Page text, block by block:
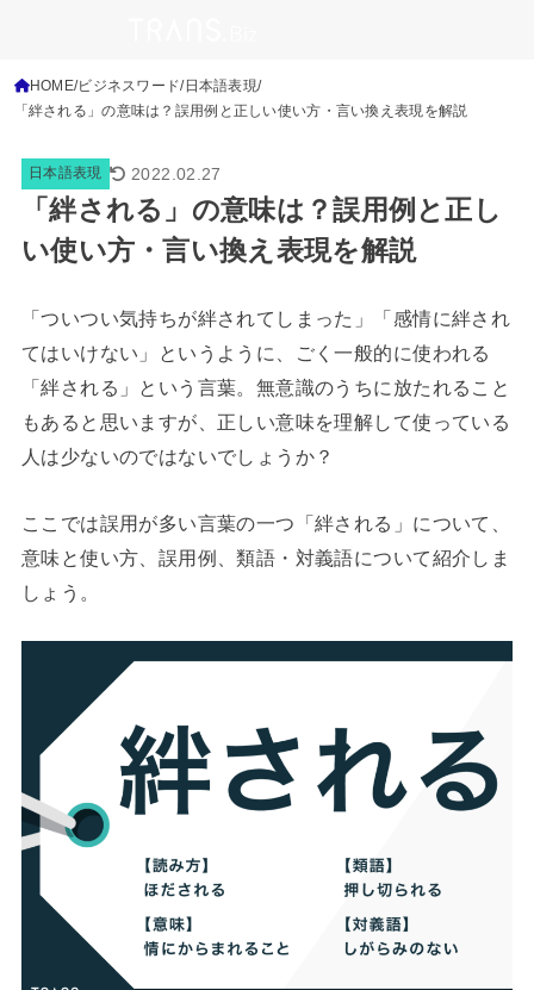
HOME ビジネスワード 日本語表現
「絆される」の意味は？誤用例と正しい使い方・言い換え表現を解説
日本語表現 2022.02.27
「絆される」の意味は？誤用例と正し
い使い方・言い換え表現を解説
「ついつい気持ちが絆されてしまった」「感情に絆され
てはいけない」というように、ごく一般的に使われる
「絆される」という言葉。無意識のうちに放たれること
もあると思いますが、正しい意味を理解して使っている
人は少ないのではないでしょうか？
ここでは誤用が多い言葉の一つ「絆される」について、
意味と使い方、誤用例、類語・対義語について紹介しま
しょう。